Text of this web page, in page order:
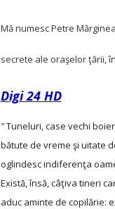
Mă numesc Petre
secrete ale oraşelor ţării,
Digi 24 HD
"Tuneluri, case vechi
bătute de vreme şi uitate
oglindesc indiferenţa
Există, însă, câţiva tineri
aduc aminte de copilărie: